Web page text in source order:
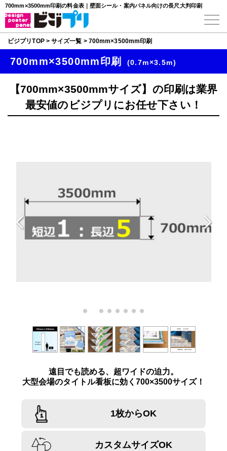
700mm×3500mm印刷の料金表｜壁面シール・案内パネル向けの長尺大判印刷
ビジプリTOP>サイズ一覧 > 700mm×3500mm印刷
700mm×3500mm印刷 (0.7m×3.5m)
【700mm×3500mmサイズ】の印刷は業界
最安値のビジプリにお任せ下さい！
遠目でも読める、超ワイドの迫力。
大型会場のタイトル看板に効く700×3500サイズ！
1枚からOK
カスタムサイズOK